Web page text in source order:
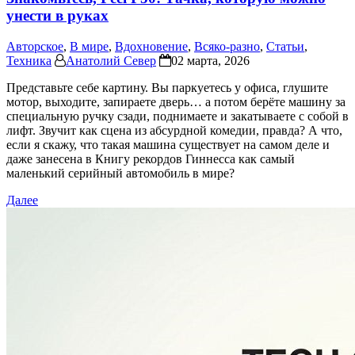
унести в руках
Авторское, В мире, Вдохновение, Всяко-разно, Статьи,
Техника
Анатолий Север
02 марта, 2026
Представьте себе картину. Вы паркуетесь у офиса, глушите
мотор, выходите, запираете дверь… а потом берёте машину за
специальную ручку сзади, поднимаете и закатываете с собой в
лифт. Звучит как сцена из абсурдной комедии, правда? А что,
если я скажу, что такая машина существует на самом деле и
даже занесена в Книгу рекордов Гиннесса как самый
маленький серийный автомобиль в мире?
Далее